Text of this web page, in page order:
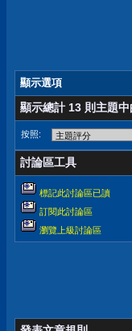
顯示選項
顯示總計 13 則主題
按照:
討論區工具
標記此討論區已讀
訂閱此討論區
瀏覽上級討論區